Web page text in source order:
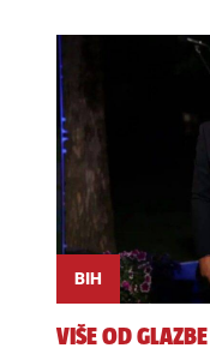
BIH
VIŠE OD GLAZBE